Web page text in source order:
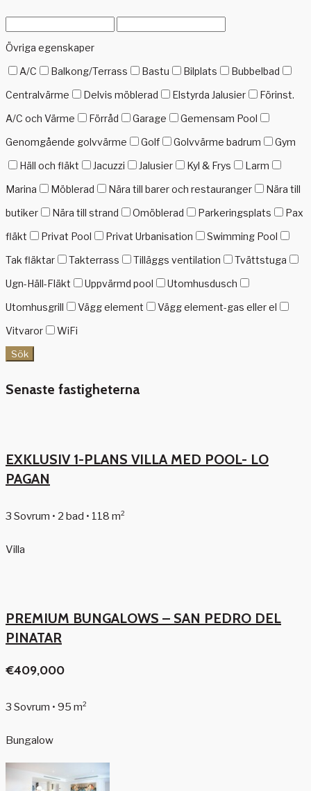
Övriga egenskaper
A/C
Balkong/Terrass Bastu Bilplats
Bubbelbad
Centralvärme
Delvis möblerad Elstyrda Jalusier
Förinst.
A/C och Värme
Förråd Garage
Gemensam Pool
Genomgående golvvärme
Golf Golvvärme badrum
Gym
Häll och fläkt
Jacuzzi Jalusier Kyl & Frys
Larm
Marina
Möblerad Nära till barer och restauranger
Nära till
butiker
Nära till strand Omöblerad Parkeringsplats
Pax
fläkt
Privat Pool Privat Urbanisation
Swimming Pool
Tak fläktar
Takterrass Tilläggs ventilation
Tvättstuga
Ugn-Häll-Fläkt
Uppvärmd pool
Utomhusdusch
Utomhusgrill
Vägg element
Vägg element-gas eller el
Vitvaror
WiFi
Sök
Senaste fastigheterna
EXKLUSIV 1-PLANS VILLA MED POOL- LO
PAGAN
3 Sovrum • 2 bad • 118 m²
Villa
PREMIUM BUNGALOWS – SAN PEDRO DEL
PINATAR
€409,000
3 Sovrum • 95 m²
Bungalow